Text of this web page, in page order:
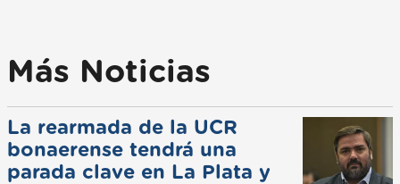
Más Noticias
La rearmada de la UCR
bonaerense tendrá una
parada clave en La Plata y